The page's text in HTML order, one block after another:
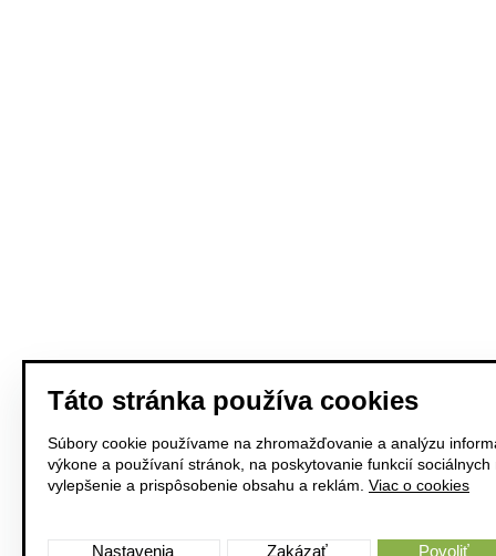
Táto stránka používa cookies
Súbory cookie používame na zhromažďovanie a analýzu
výkone a používaní stránok, na poskytovanie funkcií sociálnych
vylepšenie a prispôsobenie obsahu a reklám. Viac o cookies
Nastavenia Zakázať Povoliť